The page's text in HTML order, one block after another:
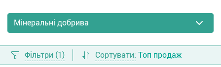
Фільтри (1) Сортувати: Топ продаж